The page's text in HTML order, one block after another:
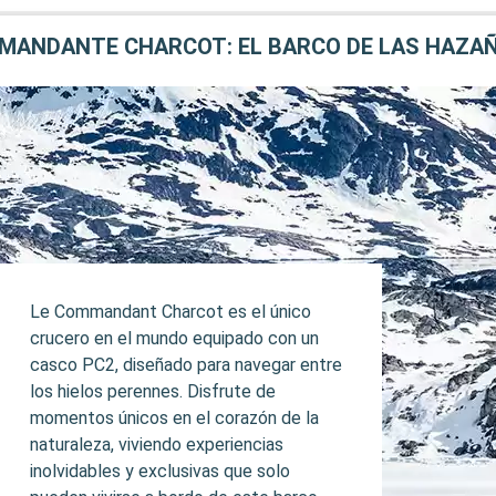
CHARCOT: EL BARCO DE LAS
Le Commandant Charcot es el único
crucero en el mundo equipado con un
casco PC2, diseñado para navegar entre
los hielos perennes. Disfrute de
momentos únicos en el corazón de la
naturaleza, viviendo experiencias
inolvidables y exclusivas que solo